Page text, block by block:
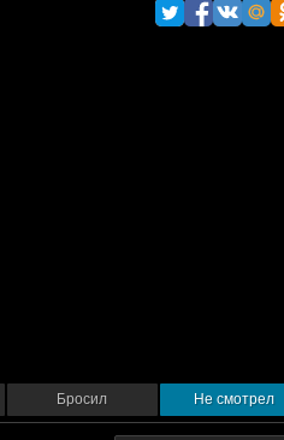
Бросил Не смотрел